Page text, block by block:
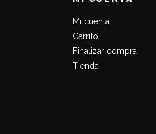
Mi cuenta
Carrito
Finalizar compra
Tienda